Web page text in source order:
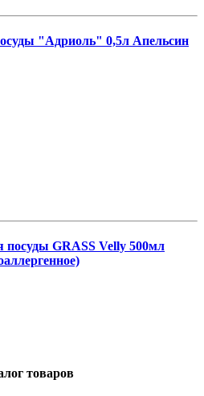
"Адриоль" 0,5л Апельсин
посуды GRASS Velly 500мл
товаров